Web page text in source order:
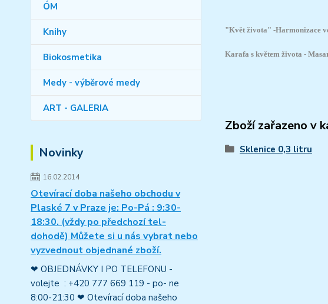
ÓM
Knihy
Biokosmetika
Medy - výběrové medy
ART - GALERIA
Novinky
16.02.2014
Otevírací doba našeho obchodu v
Plaské 7 v Praze je: Po-Pá : 9:30-
18:30. (vždy po předchozí tel-
dohodě) Můžete si u nás vybrat nebo
vyzvednout objednané zboží.
❤ OBJEDNÁVKY I PO TELEFONU -
volejte : +420 777 669 119 - po- ne
8:00-21:30 ❤ Otevírací doba našeho
"Květ života" -Harmonizace
Karafa s květem života -
Zboží zařazeno v
Sklenice 0,3 litru